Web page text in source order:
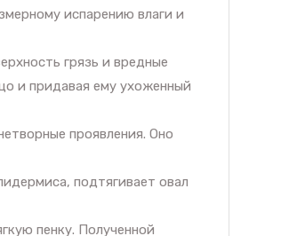
испарению влаги и
грязь и вредные
и придавая ему ухоженный
проявления. Оно
подтягивает овал
пенку. Полученной